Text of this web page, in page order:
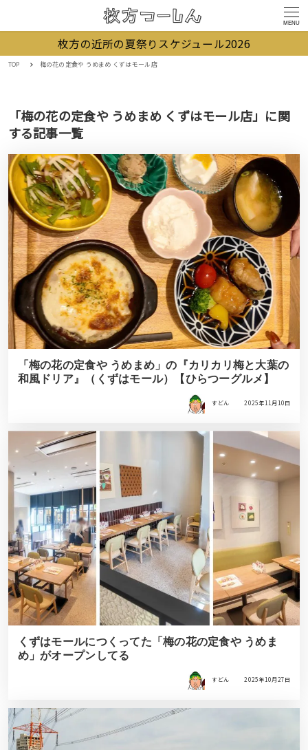
MENU
枚方の近所の夏祭りスケジュール2026
TOP 梅の花の定食や うめまめ くずはモール店
「梅の花の定食や うめまめ くずはモール店」に関
する記事一覧
「梅の花の定食や うめまめ」の『カリカリ梅と大葉の
和風ドリア』（くずはモール）【ひらつーグルメ】
すどん 2025年11月10日
くずはモールにつくってた「梅の花の定食や うめま
め」がオープンしてる
すどん 2025年10月27日